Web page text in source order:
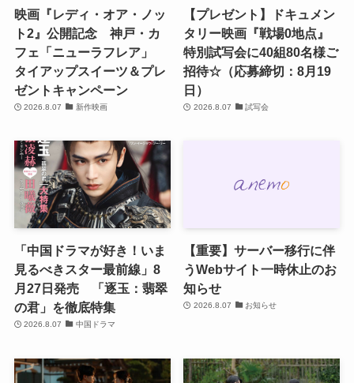
映画『レディ・オア・ノッ
ト2』公開記念 神戸・カ
フェ「ニューラフレア」
タイアップスイーツ＆プレ
ゼントキャンペーン
2026.8.07 新作映画
【プレゼント】ドキュメン
タリー映画『戦場0地点』
特別試写会に40組80名様ご
招待☆（応募締切：8月19
日）
2026.8.07 試写会
「中国ドラマが好き！いま
見るべきスター最前線」8
月27日発売 「逐玉：翡翠
の君」を徹底特集
2026.8.07 中国ドラマ
【重要】サーバー移行に伴
うWebサイト一時休止のお
知らせ
2026.8.07 お知らせ